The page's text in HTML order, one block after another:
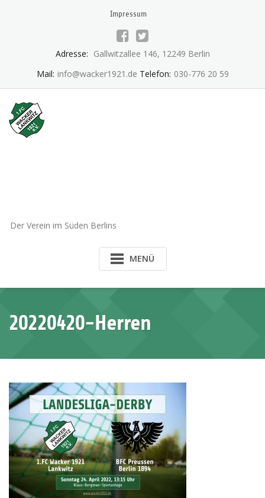
Impressum
Adresse: Gallwitzallee 146, 12249 Berlin
Mail: info@wacker1921.de Telefon: 030-776 20 59
Der Verein im Süden Berlins
MENÜ
20220420-Herren